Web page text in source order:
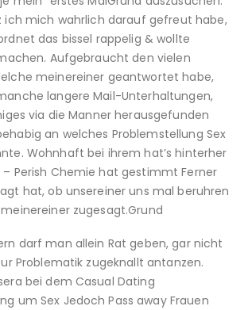
ich mich wahrlich darauf gefreut habe,
das bissel rappelig & wollte
Aufgebraucht den vielen
meinereiner geantwortet habe,
langere Mail-Unterhaltungen,
via die Manner herausgefunden
an welches Problemstellung Sex
Wohnhaft bei ihrem hat’s hinterher
Perish Chemie hat gestimmt Ferner
hat, ob unsereiner uns mal beruhren
zugesagt.Grund
darf man allein Rat geben, gar nicht
Problematik zugeknallt antanzen.
bei dem Casual Dating
um Sex Jedoch Pass away Frauen